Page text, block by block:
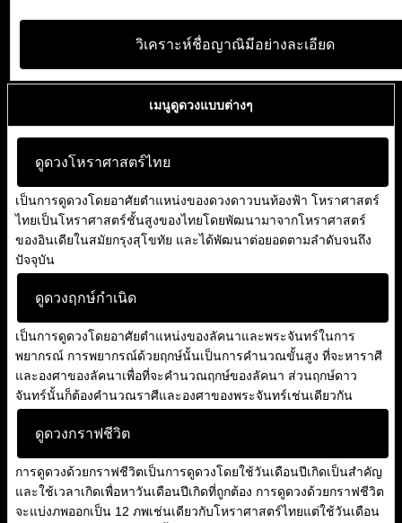
วิเคราะห์ชื่อญาณิมีอย่างละเอียด
เมนูดูดวงแบบต่างๆ
ดูดวงโหราศาสตร์ไทย
เป็นการดูดวงโดยอาศัยตำแหน่งของดวงดาวบนท้องฟ้า โหราศาสตร์
ไทยเป็นโหราศาสตร์ชั้นสูงของไทยโดยพัฒนามาจากโหราศาสตร์
ของอินเดียในสมัยกรุงสุโขทัย และได้พัฒนาต่อยอดตามลำดับจนถึง
ปัจจุบัน
ดูดวงฤกษ์กำเนิด
เป็นการดูดวงโดยอาศัยตำแหน่งของลัคนาและพระจันทร์ในการ
พยากรณ์ การพยากรณ์ด้วยฤกษ์นั้นเป็นการคำนวณขั้นสูง ที่จะหาราศี
และองศาของลัคนาเพื่อที่จะคำนวณฤกษ์ของลัคนา ส่วนฤกษ์ดาว
จันทร์นั้นก็ต้องคำนวณราศีและองศาของพระจันทร์เช่นเดียวกัน
ดูดวงกราฟชีวิต
การดูดวงด้วยกราฟชีวิตเป็นการดูดวงโดยใช้วันเดือนปีเกิดเป็นสำคัญ
และใช้เวลาเกิดเพื่อหาวันเดือนปีเกิดที่ถูกต้อง การดูดวงด้วยกราฟชีวิต
จะแบ่งภพออกเป็น 12 ภพเช่นเดียวกับโหราศาสตร์ไทยแต่ใช้วันเดือน